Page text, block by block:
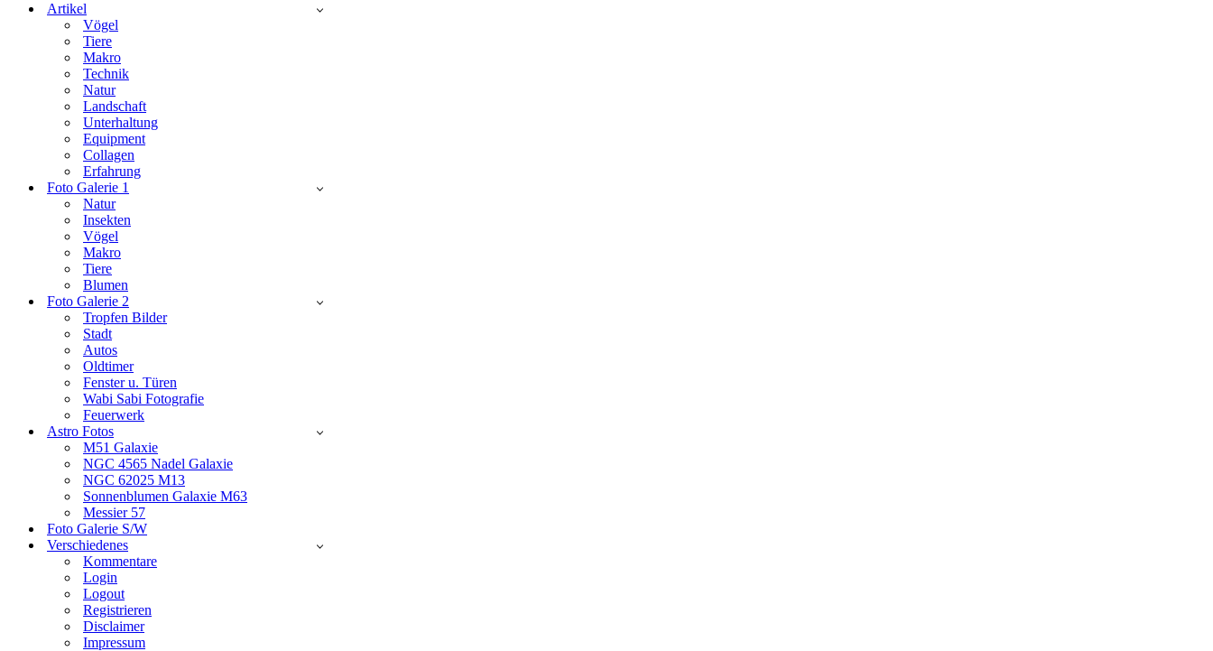
Artikel
Vögel
Tiere
Makro
Technik
Natur
Landschaft
Unterhaltung
Equipment
Collagen
Erfahrung
Foto Galerie 1
Natur
Insekten
Vögel
Makro
Tiere
Blumen
Foto Galerie 2
Tropfen Bilder
Stadt
Autos
Oldtimer
Fenster u. Türen
Wabi Sabi Fotografie
Feuerwerk
Astro Fotos
M51 Galaxie
NGC 4565 Nadel Galaxie
NGC 62025 M13
Sonnenblumen Galaxie M63
Messier 57
Foto Galerie S/W
Verschiedenes
Kommentare
Login
Logout
Registrieren
Disclaimer
Impressum